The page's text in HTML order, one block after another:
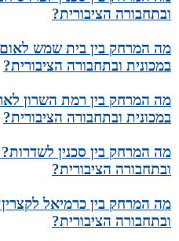
ובתחבורה הציבורית?
מה המרחק בין בית שמש
במכונית ובתחבורה הציבורית?
מה המרחק בין רמת השרון
במכונית ובתחבורה הציבורית?
מה המרחק בין סכנין
ובתחבורה הציבורית?
מה המרחק בין כרמיאל
ובתחבורה הציבורית?